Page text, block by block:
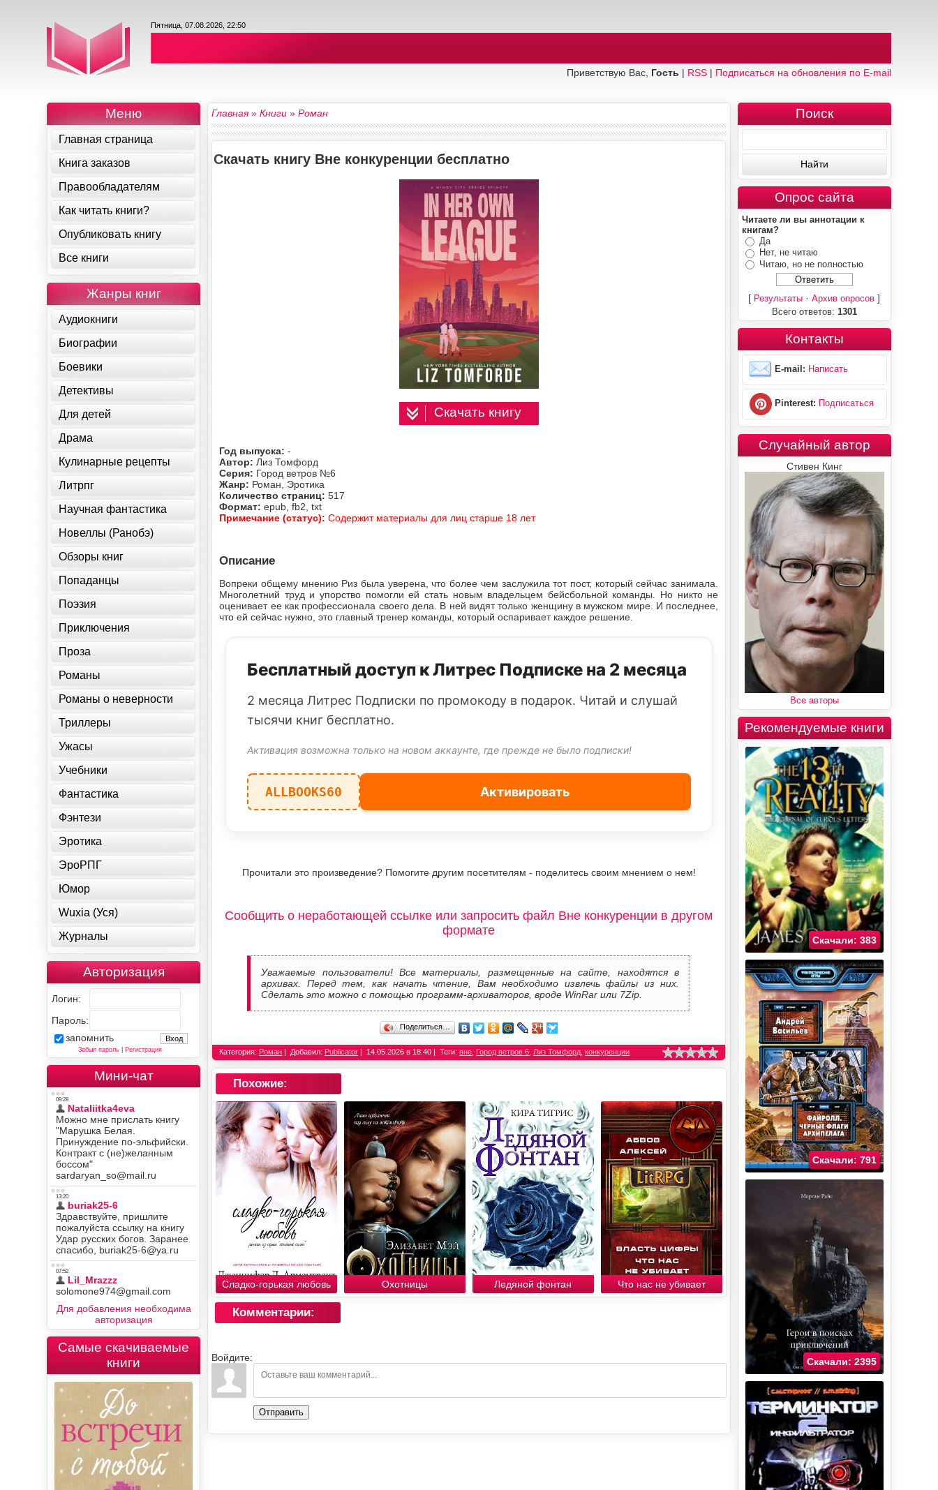
Пятница, 07.08.2026, 22:50
Приветствую Вас, Гость | RSS| Подписаться на обновления по E-mail
Главная»Книги »Роман
Скачать книгу Вне конкуренции бесплатно
Скачать книгу
Год выпуска:-
Автор: Лиз Томфорд
Серия: Город ветров №6
Жанр: Роман, Эротика
Количество страниц:517
Формат:epub, fb2, txt
Примечание (статус):Содержит материалы для лиц старше 18 лет
Описание
Вопреки общему мнению Риз была уверена, что более чем заслужила тот пост, который сейчас занимала.
Многолетний труд и упорство помогли ей стать новым владельцем бейсбольной команды. Но никто не
оценивает ее как профессионала своего дела. В ней видят только женщину в мужском мире. И последнее,
что ей сейчас нужно, это главный тренер команды, который оспаривает каждое решение.
Бесплатный доступ к Литрес Подписке на 2 месяца
2 месяца Литрес Подписки по промокоду в подарок. Читай и слушай
тысячи книг бесплатно.
Активация возможна только на новом аккаунте, где прежде не было подписки!
ALLBOOKS60 Активировать
Прочитали это произведение? Помогите другим посетителям - поделитесь своим мнением о нем!
Сообщить о неработающей ссылке или запросить файл Вне конкуренции в другом
формате
Уважаемые пользователи! Все материалы, размещенные на сайте, находятся в
архивах. Перед тем, как начать чтение, Вам необходимо извлечь файлы из них.
Сделать это можно с помощью программ-архиваторов, вроде WinRar или 7Zip.
Поделиться…
Категория: Роман Добавил: Publicator 14.05.2026 в 18:40 Теги:вне Город ветров 6 Лиз Томфорд ,конкуренции
Похожие:
Сладко-горькая любовь Охотницы Ледяной фонтан Что нас не убивает
Комментарии:
Войдите:
Отправить
Меню
Главная страница
Книга заказов
Правообладателям
Как читать книги?
Опубликовать книгу
Все книги
Жанры книг
Аудиокниги
Биографии
Боевики
Детективы
Для детей
Драма
Кулинарные рецепты
Литрпг
Научная фантастика
Новеллы (Ранобэ)
Обзоры книг
Попаданцы
Поэзия
Приключения
Проза
Романы
Романы о неверности
Триллеры
Ужасы
Учебники
Фантастика
Фэнтези
Эротика
ЭроРПГ
Юмор
Wuxia (Уся)
Журналы
Авторизация
Логин:
Пароль:
запомнить
Забыл пароль| Регистрация
Мини-чат
Для добавления необходима
авторизация
Самые скачиваемые
книги
Поиск
Опрос сайта
Читаете ли вы аннотации к
книгам?
Да
Нет, не читаю
Читаю, но не полностью
[ Результаты ·Архив опросов ]
Всего ответов: 1301
Контакты
E-mail: Написать
Pinterest: Подписаться
Случайный автор
Стивен Кинг
Все авторы
Рекомендуемые книги
Скачали: 383
Скачали: 791
Скачали: 2395